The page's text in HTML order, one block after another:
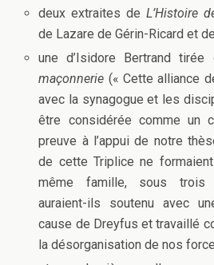
deux extraites de L’Histoire
de Lazare de Gérin-Ricard et
une d’Isidore Bertrand
maçonnerie (« Cette alliance
avec la synagogue et les
être considérée comme un
preuve à l’appui de notre
de cette Triplice ne
même famille, sous trois
auraient-ils soutenu avec
cause de Dreyfus et travaillé
la désorganisation de nos